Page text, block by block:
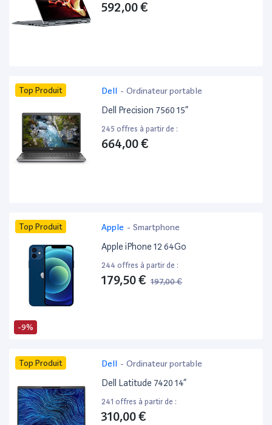
592,00 €
Top Produit Dell - Ordinateur portable
Dell Precision 7560 15”
245 offres à partir de :
664,00 €
-9%
Top Produit Apple - Smartphone
Apple iPhone 12 64Go
244 offres à partir de :
179,50 € 197,00 €
Top Produit Dell - Ordinateur portable
Dell Latitude 7420 14”
241 offres à partir de :
310,00 €